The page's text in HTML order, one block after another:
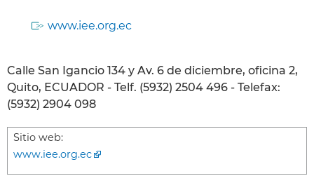
www.iee.org.ec
Calle San Igancio 134 y Av. 6 de diciembre, oficina 2,
Quito, ECUADOR - Telf. (5932) 2504 496 - Telefax:
(5932) 2904 098
Sitio web:
www.iee.org.ec